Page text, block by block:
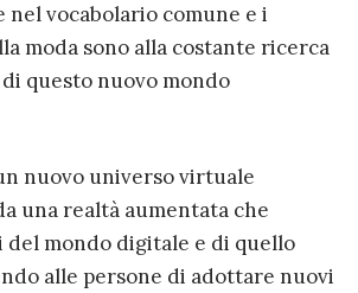
vocabolario comune e i
moda sono alla costante ricerca
questo nuovo mondo
nuovo universo virtuale
una realtà aumentata che
del mondo digitale e di quello
alle persone di adottare nuovi